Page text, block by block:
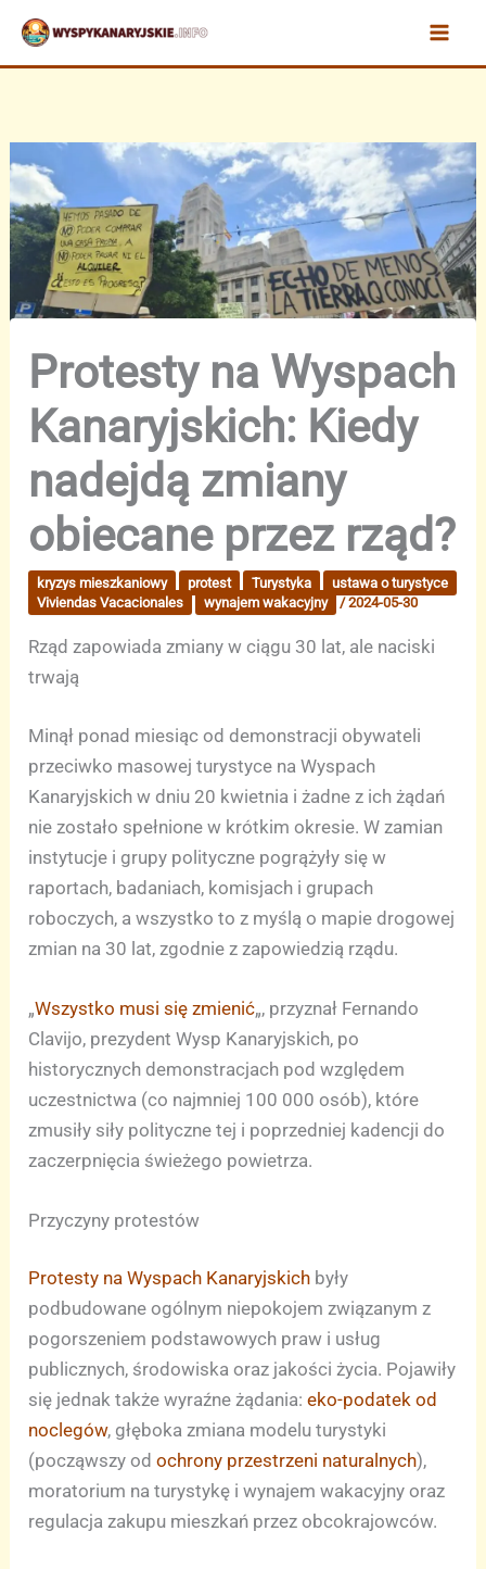
Przejdź
treści
Protesty na Wyspach
Kanaryjskich: Kiedy
nadejdą zmiany
obiecane przez rząd?
kryzys mieszkaniowy protest Turystyka
ustawa o turystyce
Viviendas Vacacionales
wynajem wakacyjny /2024-05-30
Rząd zapowiada zmiany w ciągu 30 lat, ale naciski
trwają
Minął ponad miesiąc od demonstracji obywateli
przeciwko masowej turystyce na Wyspach
Kanaryjskich w dniu 20 kwietnia i żadne z ich żądań
nie zostało spełnione w krótkim okresie. W zamian
instytucje i grupy polityczne pogrążyły się w
raportach, badaniach, komisjach i grupach
roboczych, a wszystko to z myślą o mapie drogowej
zmian na 30 lat, zgodnie z zapowiedzią rządu.
„Wszystko musi się zmienić„, przyznał Fernando
Clavijo, prezydent Wysp Kanaryjskich, po
historycznych demonstracjach pod względem
uczestnictwa (co najmniej 100 000 osób), które
zmusiły siły polityczne tej i poprzedniej kadencji do
zaczerpnięcia świeżego powietrza.
Przyczyny protestów
Protesty na Wyspach Kanaryjskich były
podbudowane ogólnym niepokojem związanym z
pogorszeniem podstawowych praw i usług
publicznych, środowiska oraz jakości życia. Pojawiły
się jednak także wyraźne żądania:eko-podatek od
noclegów, głęboka zmiana modelu turystyki
(począwszy odochrony przestrzeni naturalnych),
moratorium na turystykę i wynajem wakacyjny oraz
regulacja zakupu mieszkań przez obcokrajowców.